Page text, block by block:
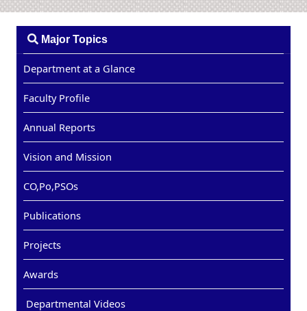
Major Topics
Department at a Glance
Faculty Profile
Annual Reports
Vision and Mission
CO,Po,PSOs
Publications
Projects
Awards
Departmental Videos